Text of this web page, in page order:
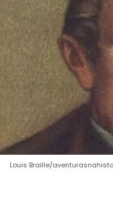
Louis Braille/